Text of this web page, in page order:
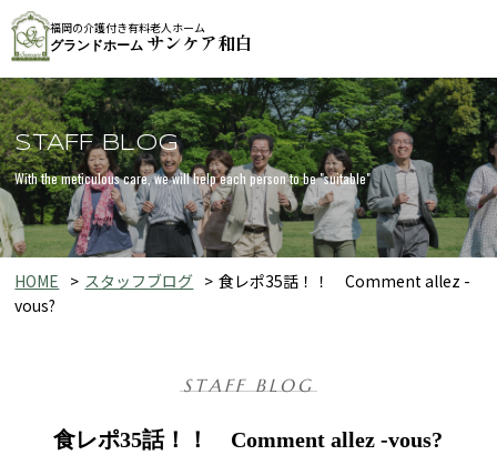
福岡の介護付き有料老人ホーム
グランドホーム サンケア和白
STAFF BLOG
With the meticulous care, we will help each person to be "suitable"
HOME スタッフブログ
食レポ35話！！ Comment allez -
vous?
STAFF BLOG
食レポ35話！！ Comment allez -vous?